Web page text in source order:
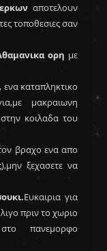
αποτελουν
τοποθεσιες σαν
ορη με
, ενα καταπληκτικο
μακραιωνη
κοιλαδα του
βραχο ενα απο
ξεχασετε να
Ευκαιρια για
πριν το χωριο
πανεμορφο